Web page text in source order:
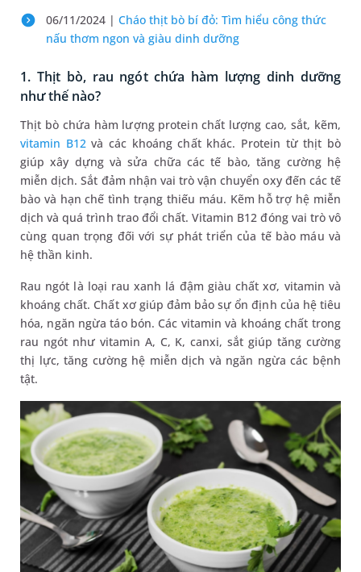
06/11/2024 | Cháo thịt bò bí đỏ: Tìm hiểu công thức
nấu thơm ngon và giàu dinh dưỡng
1. Thịt bò, rau ngót chứa hàm lượng dinh dưỡng
như thế nào?
Thịt bò chứa hàm lượng protein chất lượng cao, sắt, kẽm,
vitamin B12và các khoáng chất khác. Protein từ thịt bò
giúp xây dựng và sửa chữa các tế bào, tăng cường hệ
miễn dịch. Sắt đảm nhận vai trò vận chuyển oxy đến các tế
bào và hạn chế tình trạng thiếu máu. Kẽm hỗ trợ hệ miễn
dịch và quá trình trao đổi chất. Vitamin B12 đóng vai trò vô
cùng quan trọng đối với sự phát triển của tế bào máu và
hệ thần kinh.
Rau ngót là loại rau xanh lá đậm giàu chất xơ, vitamin và
khoáng chất. Chất xơ giúp đảm bảo sự ổn định của hệ tiêu
hóa, ngăn ngừa táo bón. Các vitamin và khoáng chất trong
rau ngót như vitamin A, C, K, canxi, sắt giúp tăng cường
thị lực, tăng cường hệ miễn dịch và ngăn ngừa các bệnh
tật.